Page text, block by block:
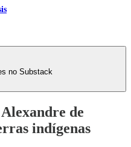
no Substack
de
indígenas